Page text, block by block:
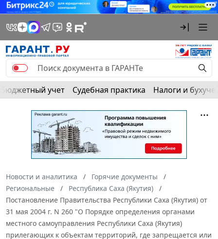
Бюджетный учет Судебная практика Налоги и
Новости и аналитика
Горячие документы
Региональные
Республика Саха (Якутия)
Постановление Правительства Республики Саха (Якутия) от
31 мая 2004 г. N 260 "О Порядке определения органами
местного самоуправления Республики Саха (Якутия)
прилегающих к объектам территорий, где запрещается или